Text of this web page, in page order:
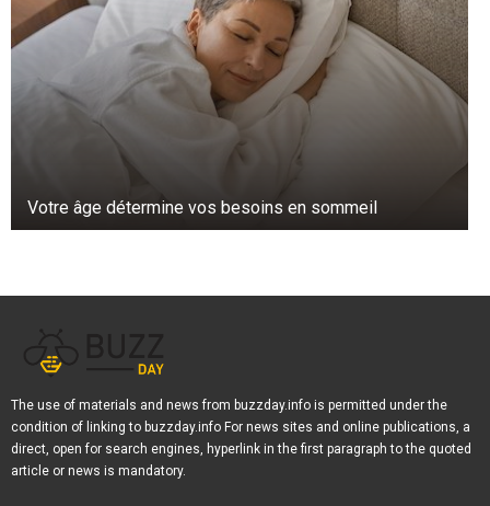
Votre âge détermine vos besoins en sommeil
The use of materials and news from buzzday.info is permitted under the
condition of linking to buzzday.info For news sites and online publications, a
direct, open for search engines, hyperlink in the first paragraph to the quoted
article or news is mandatory.